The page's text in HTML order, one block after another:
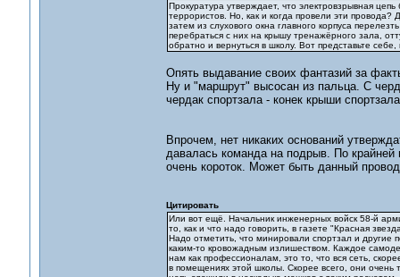
Прокуратура утверждает, что электровзрывная
террористов. Но, как и когда провели эти провода?
затем из слухового окна главного корпуса
перебраться с них на крышу тренажёрного зала,
обратно и вернуться в школу. Вот представьте
Опять выдавание своих фантазий за
Ну и "маршрут" высосан из пальца. С
чердак спортзала - конек крыши
Впрочем, нет никаких оснований
давалась команда на подрыв. По крайней
очень короток. Может быть данный
Цитировать
Или вот ещё. Начальник инженерных войск 58-й
то, как и что надо говорить, в газете "Красная
Надо отметить, что минировали спортзал и
каким-то кровожадным излишеством. Каждое
нам как профессионалам, это то, что вся сеть,
в помещениях этой школы. Скорее всего, они очень